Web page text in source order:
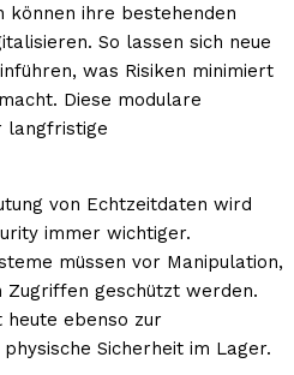
können ihre bestehenden
So lassen sich neue
was Risiken minimiert
Diese modulare
langfristige
von Echtzeitdaten wird
immer wichtiger.
müssen vor Manipulation,
geschützt werden.
heute ebenso zur
Sicherheit im Lager.